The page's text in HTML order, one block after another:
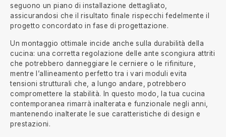
seguono un piano di installazione dettagliato,
assicurandosi che il risultato finale rispecchi fedelmente il
progetto concordato in fase di progettazione.
Un montaggio ottimale incide anche sulla durabilità della
cucina: una corretta regolazione delle ante scongiura attriti
che potrebbero danneggiare le cerniere o le rifiniture,
mentre l’allineamento perfetto tra i vari moduli evita
tensioni strutturali che, a lungo andare, potrebbero
compromettere la stabilità. In questo modo, la tua cucina
contemporanea rimarrà inalterata e funzionale negli anni,
mantenendo inalterate le sue caratteristiche di design e
prestazioni.